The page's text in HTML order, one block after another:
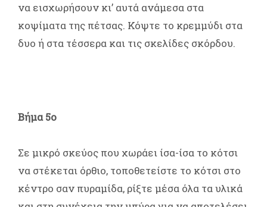
να εισχωρήσουν κι’ αυτά ανάμεσα στα
κοψίματα της πέτσας. Κόψτε το κρεμμύδι στα
δυο ή στα τέσσερα και τις σκελίδες σκόρδου.
Βήμα 5ο
Σε μικρό σκεύος που χωράει ίσα-ίσα το κότσι
να στέκεται όρθιο, τοποθετείστε το κότσι στο
κέντρο σαν πυραμίδα, ρίξτε μέσα όλα τα υλικά